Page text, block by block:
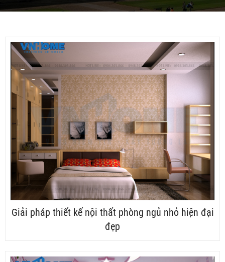
Giải pháp thiết kế nội thất phòng ngủ nhỏ hiện đại
đẹp